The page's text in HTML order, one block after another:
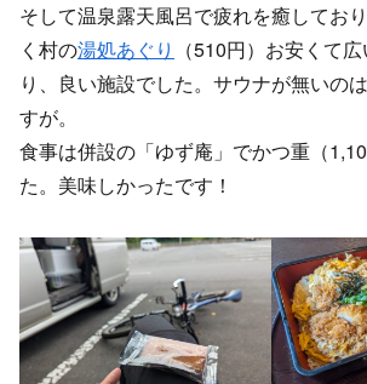
そして温泉露天風呂で疲れを癒してお
く村の湯処あぐり
（510円）お安くて
り、良い施設でした。サウナが無いの
すが。
食事は併設の「ゆず庵」でかつ重（
た。美味しかったです！